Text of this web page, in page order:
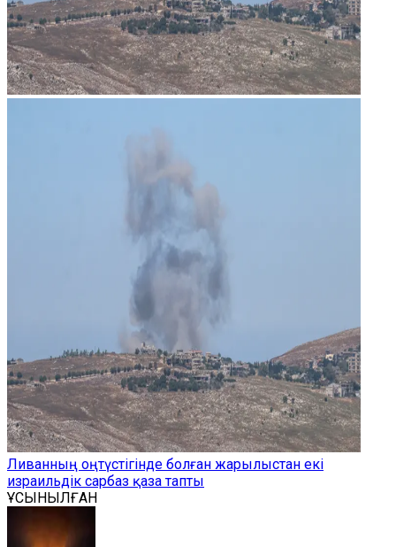
Ливанның оңтүстігінде болған жарылыстан екі
израильдік сарбаз қаза тапты
ҰСЫНЫЛҒАН